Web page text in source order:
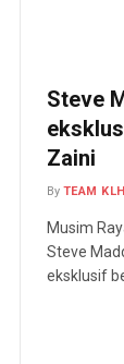
Steve
Zaini
By TEAM
Musim
Steve
eksklusif